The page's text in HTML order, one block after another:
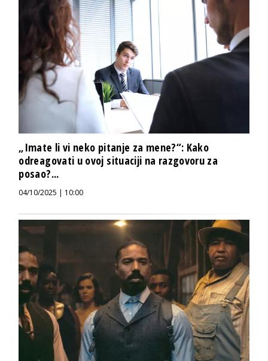
„Imate li vi neko pitanje za mene?“: Kako
odreagovati u ovoj situaciji na razgovoru za
posao?...
04/10/2025 | 10:00